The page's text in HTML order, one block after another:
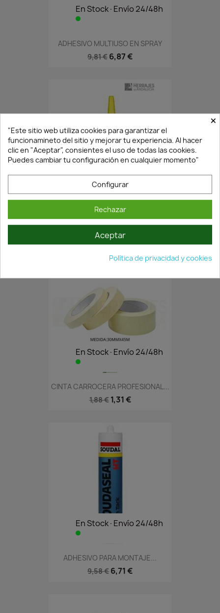
En Stock·Envío 24/48h
ADHESIVO MULTIUSO EN SPRAY
9,81 € 6,87 €
En Stock·Envío 24/48h
BOTE COLA BLANCA BIBERÓN...
2,78 €1,95 €
En Stock·Envío 24/48h
CINTA CARROCERA PROFESIONAL...
1,88 € 1,31 €
En Stock·Envío 24/48h
ADHESIVO PARA MONTAJE...
9,58 € 6,71 €
×
"Este sitio web utiliza cookies para garantizar el
funcionamineto del sitio y mejorar tu experiencia. Al hacer
clic en "Aceptar", consientes el uso de todas las cookies.
Puedes cambiar tu configuración en cualquier momento"
Configurar
Rechazar
Aceptar
Política de privacidad y cookies